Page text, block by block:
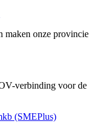
maken onze provincie
verbinding voor de
(SMEPlus)